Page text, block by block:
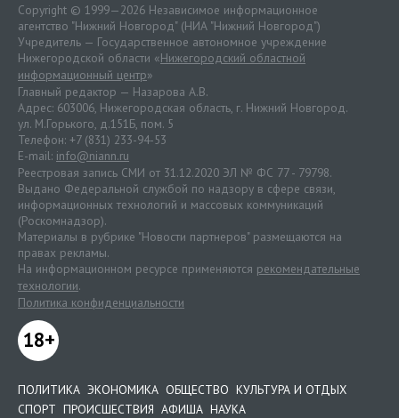
Copyright © 1999—2026 Независимое информационное
агентство "Нижний Новгород" (НИА "Нижний Новгород")
Учредитель — Государственное автономное учреждение
Нижегородской области «Нижегородский областной
информационный центр»
Главный редактор — Назарова А.В.
Адрес: 603006, Нижегородская область, г. Нижний Новгород.
ул. М.Горького, д.151Б, пом. 5
Телефон: +7 (831) 233-94-53
E-mail: info@niann.ru
Реестровая запись СМИ от 31.12.2020 ЭЛ № ФС 77 - 79798.
Выдано Федеральной службой по надзору в сфере связи,
информационных технологий и массовых коммуникаций
(Роскомнадзор).
Материалы в рубрике "Новости партнеров" размещаются на
правах рекламы.
На информационном ресурсе применяются рекомендательные
технологии.
Политика конфиденциальности
18+
ПОЛИТИКА ЭКОНОМИКА ОБЩЕСТВО КУЛЬТУРА И ОТДЫХ
СПОРТ ПРОИСШЕСТВИЯ АФИША НАУКА